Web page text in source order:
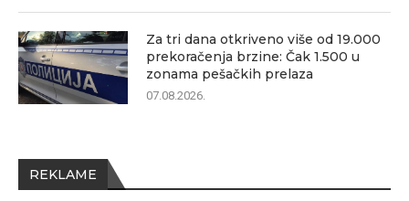
Za tri dana otkriveno više od 19.000
prekoračenja brzine: Čak 1.500 u
zonama pešačkih prelaza
07.08.2026.
REKLAME